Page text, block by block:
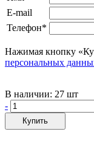
E-mail
Телефон*
Нажимая кнопку
персональных
В наличии: 27 шт
-
Купить